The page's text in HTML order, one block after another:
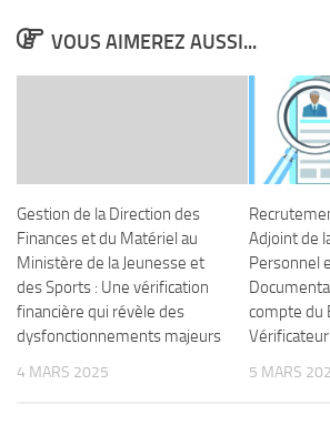
VOUS AIMEREZ AUSSI...
Gestion de la Direction des
Finances et du Matériel au
Ministère de la Jeunesse et
des Sports : Une vérification
financière qui révèle des
dysfonctionnements majeurs
4 MARS 2025
Adjoint de
Personnel
compte du
5 MARS